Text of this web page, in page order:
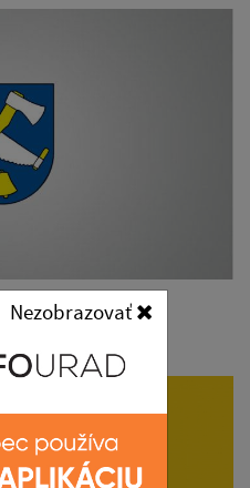
Nezobrazovať
dňa 10.07.2026